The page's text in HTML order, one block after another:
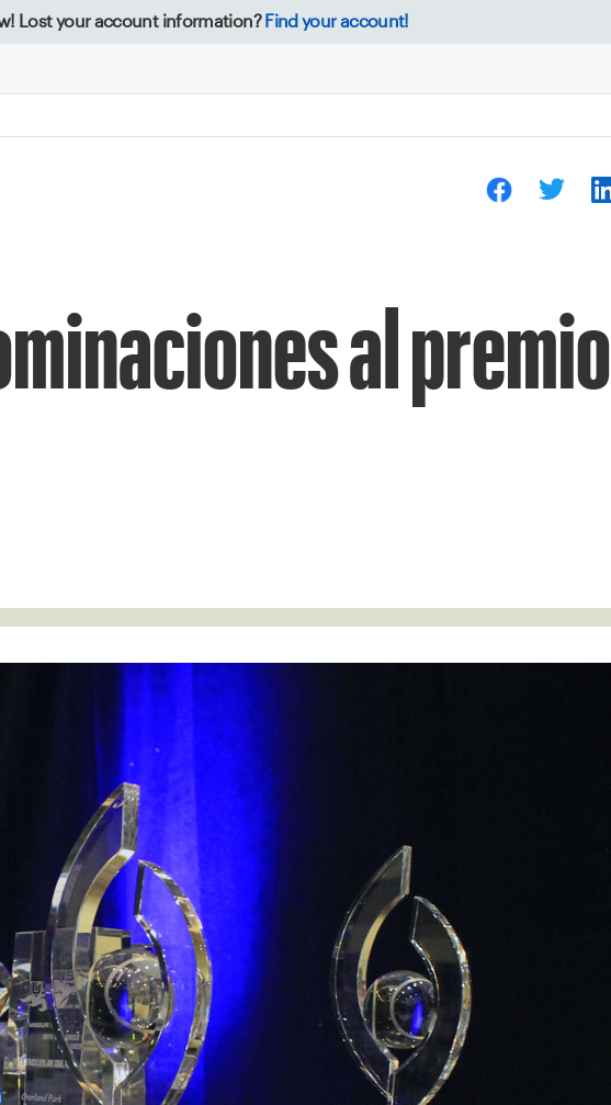
Lost your account information? Find your account!
al premio